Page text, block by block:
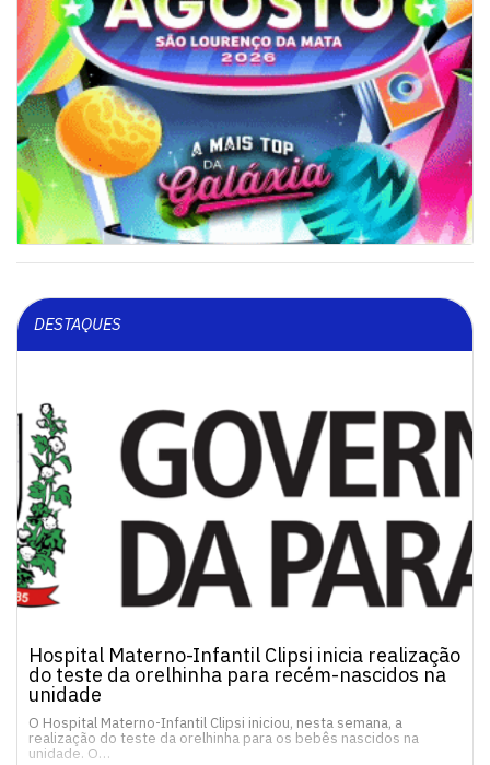
DESTAQUES
Hospital Materno-Infantil Clipsi inicia realização
do teste da orelhinha para recém-nascidos na
unidade
O Hospital Materno-Infantil Clipsi iniciou, nesta semana, a
realização do teste da orelhinha para os bebês nascidos na
unidade. O…